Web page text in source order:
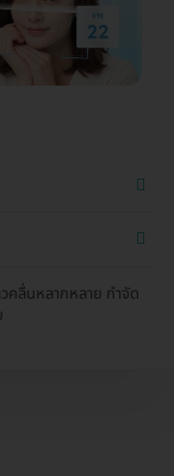
คลื่นหลากหลาย กำจัด